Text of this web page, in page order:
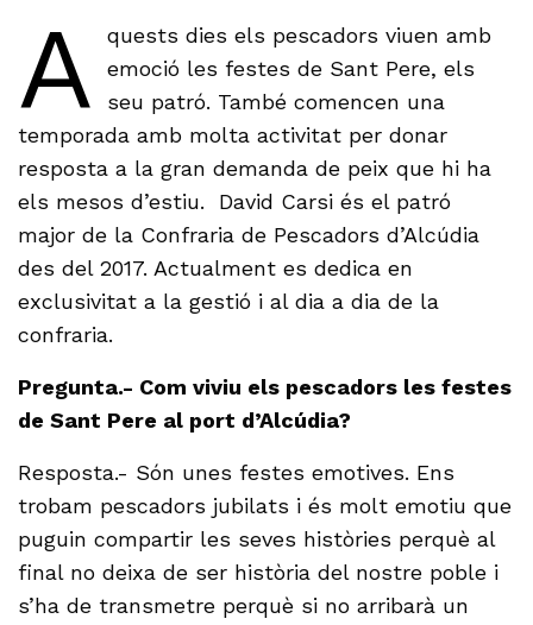
A
quests dies els pescadors viuen amb
emoció les festes de Sant Pere, els
seu patró. També comencen una
temporada amb molta activitat per donar
resposta a la gran demanda de peix que hi ha
els mesos d’estiu. David Carsi és el patró
major de la Confraria de Pescadors d’Alcúdia
des del 2017. Actualment es dedica en
exclusivitat a la gestió i al dia a dia de la
confraria.
Pregunta.- Com viviu els pescadors les festes
de Sant Pere al port d’Alcúdia?
Resposta.- Són unes festes emotives. Ens
trobam pescadors jubilats i és molt emotiu que
puguin compartir les seves històries perquè al
final no deixa de ser història del nostre poble i
s’ha de transmetre perquè si no arribarà un